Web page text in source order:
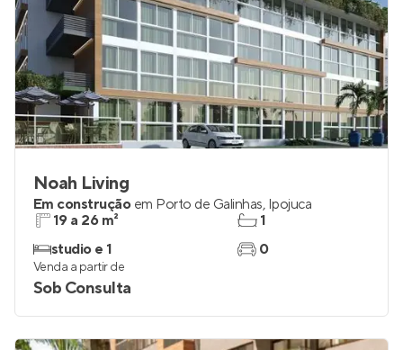
Noah Living
Em construção em Porto de Galinhas, Ipojuca
19 a 26 m²
studio e 1
1
0
Venda a partir de
Sob Consulta